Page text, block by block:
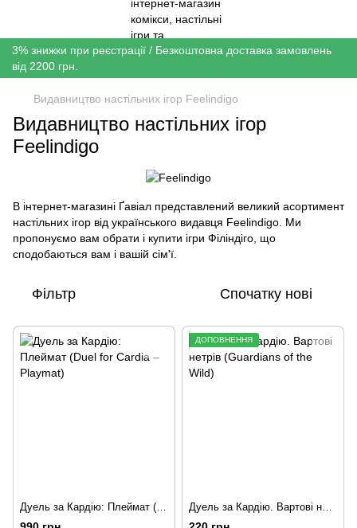
3% знижки при реєстрації / Безкоштовна доставка замовлень
від 2200 грн.
Видавництво настільних ігор Feelindigo
Видавництво настільних ігор
Feelindigo
В інтернет-магазині Ґавіал представлений великий асортимент
настільних ігор від українського видавця Feelindigo. Ми
пропонуємо вам обрати і купити ігри Філіндіго, що
сподобаються вам і вашій сім'ї.
Фільтр Спочатку нові
Дуель за Кардію: Плеймат (Duel for Cardia – Playmat)
ДОПОВНЕННЯ
Дуель за Кардію. Вартові нетрів (Guardians of the Wild)